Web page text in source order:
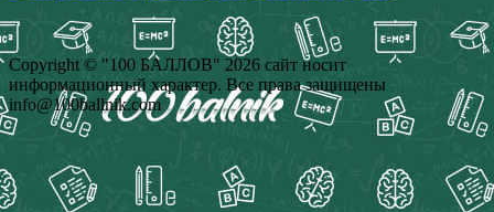
Copyright © "100 БАЛЛОВ" 2026 сайт носит
информационный характер. Все права защищены
info@100ballnik.com